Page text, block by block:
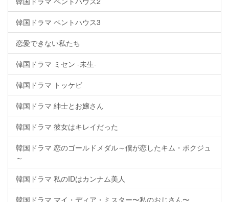
韓国ドラマ ペントハウス3
恋愛できない私たち
韓国ドラマ ミセン -未生-
韓国ドラマ トッケビ
韓国ドラマ 紳士とお嬢さん
韓国ドラマ 彼女はキレイだった
韓国ドラマ 恋のゴールドメダル～僕が恋したキム・ボクジュ
～
韓国ドラマ 私のIDはカンナム美人
韓国ドラマ マイ・ディア・ミスター〜私のおじさん〜